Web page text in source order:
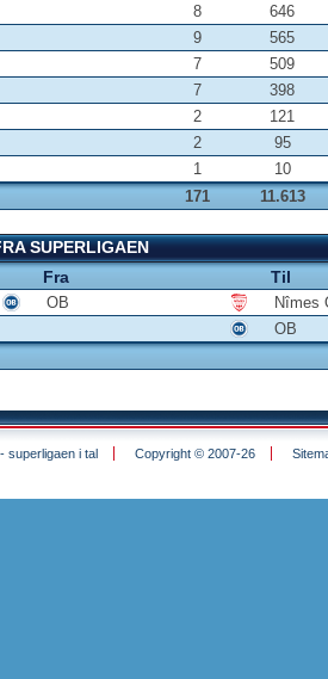
8
646
9
565
7
509
7
398
2
121
2
95
1
10
171
11.613
SUPERLIGAEN
Fra
Til
OB
Nîmes
OB
superligaen i tal Copyright © 2007-26